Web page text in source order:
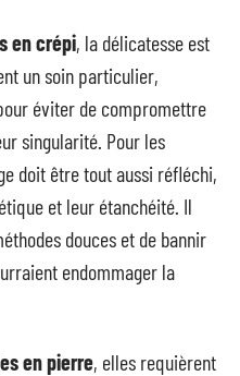
en crépi, la délicatesse est
un soin particulier,
éviter de compromettre
singularité. Pour les
doit être tout aussi réfléchi,
et leur étanchéité. Il
douces et de bannir
endommager la
en pierre, elles requièrent